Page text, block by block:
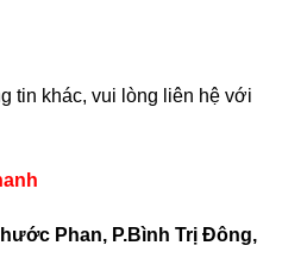
tin khác, vui lòng liên hệ với
Phan, P.Bình Trị Đông,